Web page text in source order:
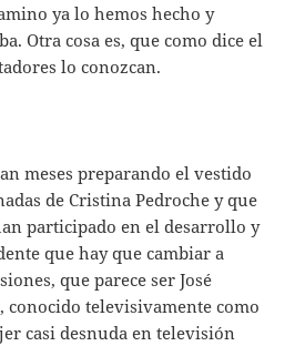
ya lo hemos hecho y
Otra cosa es, que como dice el
lo conozcan.
meses preparando el vestido
de Cristina Pedroche y que
participado en el desarrollo y
que hay que cambiar a
que parece ser José
conocido televisivamente como
casi desnuda en televisión